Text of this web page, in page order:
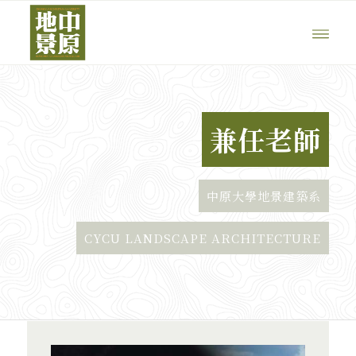
兼任老師
中原大學地景建築系
CYCU LANDSCAPE ARCHITECTURE